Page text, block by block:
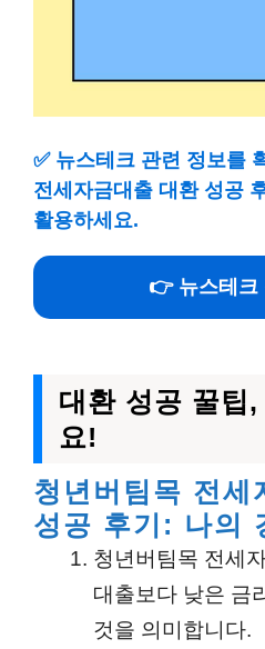
✅ 뉴스테크 관련 정보를
전세자금대출 대환 성공
활용하세요.
👉 뉴스테크
대환 성공 꿀팁,
요!
청년버팀목 전세
성공 후기: 나의
청년버팀목 전세
대출보다 낮은 금
것을 의미합니다.